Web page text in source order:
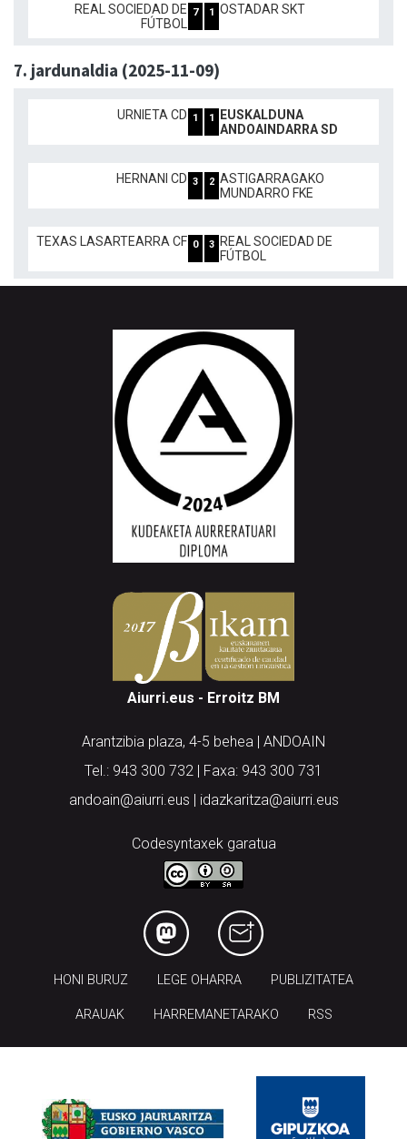
REAL SOCIEDAD DE
FÚTBOL
7 1 OSTADAR SKT
7. jardunaldia (2025-11-09)
URNIETA CD 1 1
EUSKALDUNA
ANDOAINDARRA SD
HERNANI CD 3 2 ASTIGARRAGAKO
MUNDARRO FKE
TEXAS LASARTEARRA CF 0 3
REAL SOCIEDAD DE
FÚTBOL
Aiurri.eus - Erroitz BM
Arantzibia plaza, 4-5 behea | ANDOAIN
Tel.: 943 300 732 | Faxa: 943 300 731
andoain@aiurri.eus | idazkaritza@aiurri.eus
Codesyntaxek garatua
HONI BURUZ LEGE OHARRA PUBLIZITATEA
ARAUAK HARREMANETARAKO RSS